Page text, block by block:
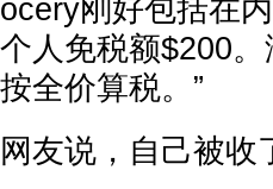
ocery刚好包括在
个人免税额$200
按全价算税。”
网友说，自己被收